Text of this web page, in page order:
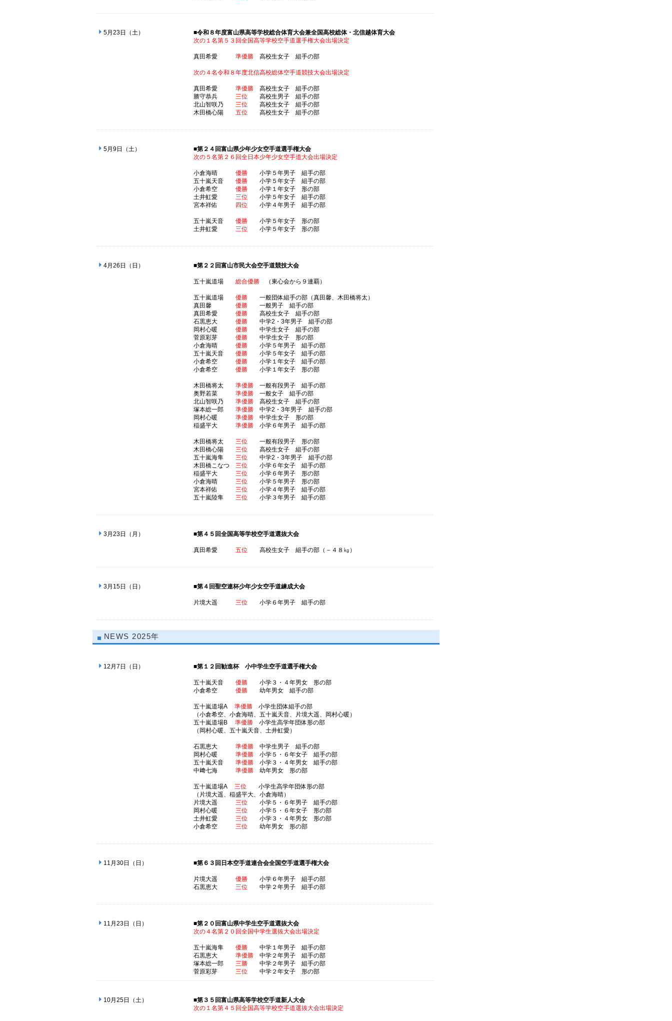
5月23日（土）
■令和８年度富山県高等学校総合体育大会兼全国高校総体・北信越体育大会
次の１名第５３回全国高等学校空手道選手権大会出場決定
真田希愛 準優勝 高校生女子 組手の部
次の４名令和８年度北信高校総体空手道競技大会出場決定
真田希愛 準優勝 高校生女子 組手の部
勝守恭兵 三位
高校生男子 組手の部
北山智咲乃 三位
高校生女子 組手の部
木田橋心陽 五位 高校生女子 組手の部
5月9日（土）
■第２４回富山県少年少女空手道選手権大会
次の５名第２６回全日本少年少女空手道大会出場決定
小倉海晴 優勝
小学５年男子 組手の部
五十嵐天音 優勝
小学５年女子 組手の部
小倉希空 優勝
小学１年女子 形の部
土井虹愛 三位
小学５年女子 組手の部
宮本祥佑 四位 小学４年男子 組手の部
五十嵐天音 優勝
小学５年女子 形の部
土井虹愛 三位 小学５年女子 形の部
4月26日（日） ■第２２回富山市民大会空手道競技大会
五十嵐道場 総合優勝 （東心会から９連覇）
五十嵐道場 優勝
一般団体組手の部（真田馨、木田橋将太）
真田馨 優勝
一般男子 組手の部
真田希愛 優勝
高校生女子 組手の部
石黒恵大 優勝
中学2・3年男子 組手の部
岡村心暖 優勝
中学生女子 組手の部
菅原彩芽 優勝
中学生女子 形の部
小倉海晴 優勝
小学５年男子 組手の部
五十嵐天音 優勝
小学５年女子 組手の部
小倉希空 優勝
小学１年女子 組手の部
小倉希空 優勝 小学１年女子 形の部
木田橋将太 準優勝 一般有段男子 組手の部
奥野若菜 準優勝 一般女子 組手の部
北山智咲乃 準優勝 高校生女子 組手の部
塚本総一郎 準優勝 中学2・3年男子 組手の部
岡村心暖 準優勝 中学生女子 形の部
稲盛平大 準優勝 小学６年男子 組手の部
木田橋将太 三位
一般有段男子 形の部
木田橋心陽 三位
高校生女子 組手の部
五十嵐海隼 三位
中学2・3年男子 組手の部
木田橋こなつ 三位
小学６年女子 組手の部
稲盛平大 三位
小学６年男子 形の部
小倉海晴 三位
小学５年男子 形の部
宮本祥佑 三位
小学４年男子 組手の部
五十嵐陸隼 三位 小学３年男子 組手の部
3月23日（月） ■第４５回全国高等学校空手道選抜大会
真田希愛 五位 高校生女子 組手の部（－４８㎏）
3月15日（日） ■第４回聖空連杯少年少女空手道練成大会
片境大遥 三位 小学６年男子 組手の部
NEWS 2025年
12月7日（日） ■第１２回勧進杯 小中学生空手道選手権大会
五十嵐天音 優勝
小学３・４年男女 形の部
小倉希空 優勝 幼年男女 組手の部
五十嵐道場A 準優勝 小学生団体組手の部
（小倉希空、小倉海晴、五十嵐天音、片境大遥、岡村心暖）
五十嵐道場B 準優勝 小学生高学年団体形の部
（岡村心暖、五十嵐天音、土井虹愛）
石黒恵大 準優勝 中学生男子 組手の部
岡村心暖 準優勝 小学５・６年女子 組手の部
五十嵐天音 準優勝 小学３・４年男女 組手の部
中﨑七海 準優勝 幼年男女 形の部
五十嵐道場A 三位
小学生高学年団体形の部
（片境大遥、稲盛平大、小倉海晴）
片境大遥 三位
小学５・６年男子 組手の部
岡村心暖 三位
小学５・６年女子 形の部
土井虹愛 三位
小学３・４年男女 形の部
小倉希空 三位 幼年男女 形の部
11月30日（日） ■第６３回日本空手道連合会全国空手道選手権大会
片境大遥 優勝
小学６年男子 組手の部
石黒恵大 三位 中学２年男子 組手の部
11月23日（日）
■第２０回富山県中学生空手道選抜大会
次の４名第２０回全国中学生選抜大会出場決定
五十嵐海隼 優勝
中学１年男子 組手の部
石黒恵大 準優勝 中学２年男子 組手の部
塚本総一郎 三勝
中学２年男子 組手の部
菅原彩芽 三位 中学２年女子 形の部
10月25日（土）
■第３５回富山県高等学校空手道新人大会
次の１名第４５回全国高等学校空手道選抜大会出場決定